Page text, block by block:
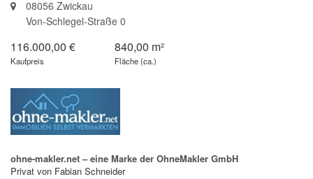
08056 Zwickau
Von-Schlegel-Straße 0
116.000,00 €
Kaufpreis
840,00 m²
Fläche (ca.)
ohne-makler.net – eine Marke der OhneMakler GmbH
Privat von Fabian Schneider